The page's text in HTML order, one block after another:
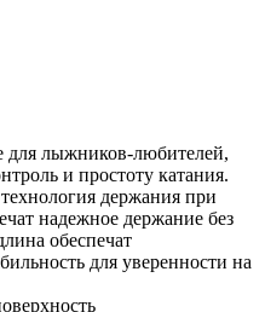
для лыжников-любителей,
и простоту катания.
держания при
надежное держание без
обеспечат
для уверенности на